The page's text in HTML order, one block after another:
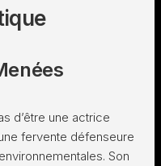
d’être une actrice
fervente défenseure
Son